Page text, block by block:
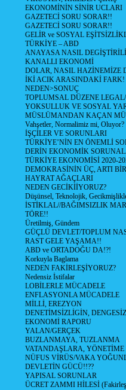
EKONOMİNİN SİNİR UCLARI
GAZETECİ SORU SORAR!!
GAZETECİ SORU SORAR!!
GELİR ve SOSYAL
TÜRKİYE – ABD
ANAYASA NASIL
KANALLI EKONOMİ
DOLAR, NASIL HAZİNEMİZE
İKİ ACIK ARASINDAKİ FARK!
NEDEN>SONUÇ
TOPLUMSAL DÜZENE
YOKSULLUK VE SOSYAL
MÜSLÜMANDAN KAÇAN
Vahşetler, Normalimiz mi, Oluyor?
İŞÇİLER VE SORUNLARI
TÜRKİYE’NİN EN ÖNEMLİ
DERİN EKONOMİK
TÜRKİYE EKONOMİSİ 2020-
DEMOKRASİNİN ÜÇ, ARTI
HAYRAT AĞAÇLARI
NEDEN GECİKİİYORUZ?
Düşünsel, Teknolojik,
İSTİKLAL//BAĞIMSIZLIK
TÖRE!!
Üretilmiş, Gündem
GÜÇLÜ DEVLET/TOPLUM
RAST GELE YAŞAMA!!
ABD ve ORTADOĞU DA!?!
Korkuyla Baglama
NEDEN FAKİRLEŞİYORUZ?
Nedensiz İstifalar
LOBİLERLE MÜCADELE
ENFLASYONLA MÜCADELE
MİLLİ, EREZYON
DENETİMSİZLİGİN,
EKONOMİ RAPORU
YALAN/GERÇEK
BUZLANMAYA, TUZLANMA
VATANDAŞLARA,
NÜFUS VİRÜS/VAKA
DEVLETİN GÜCÜ!!??
YAPISAL SORUNLAR
ÜCRET ZAMMI HİLESİ